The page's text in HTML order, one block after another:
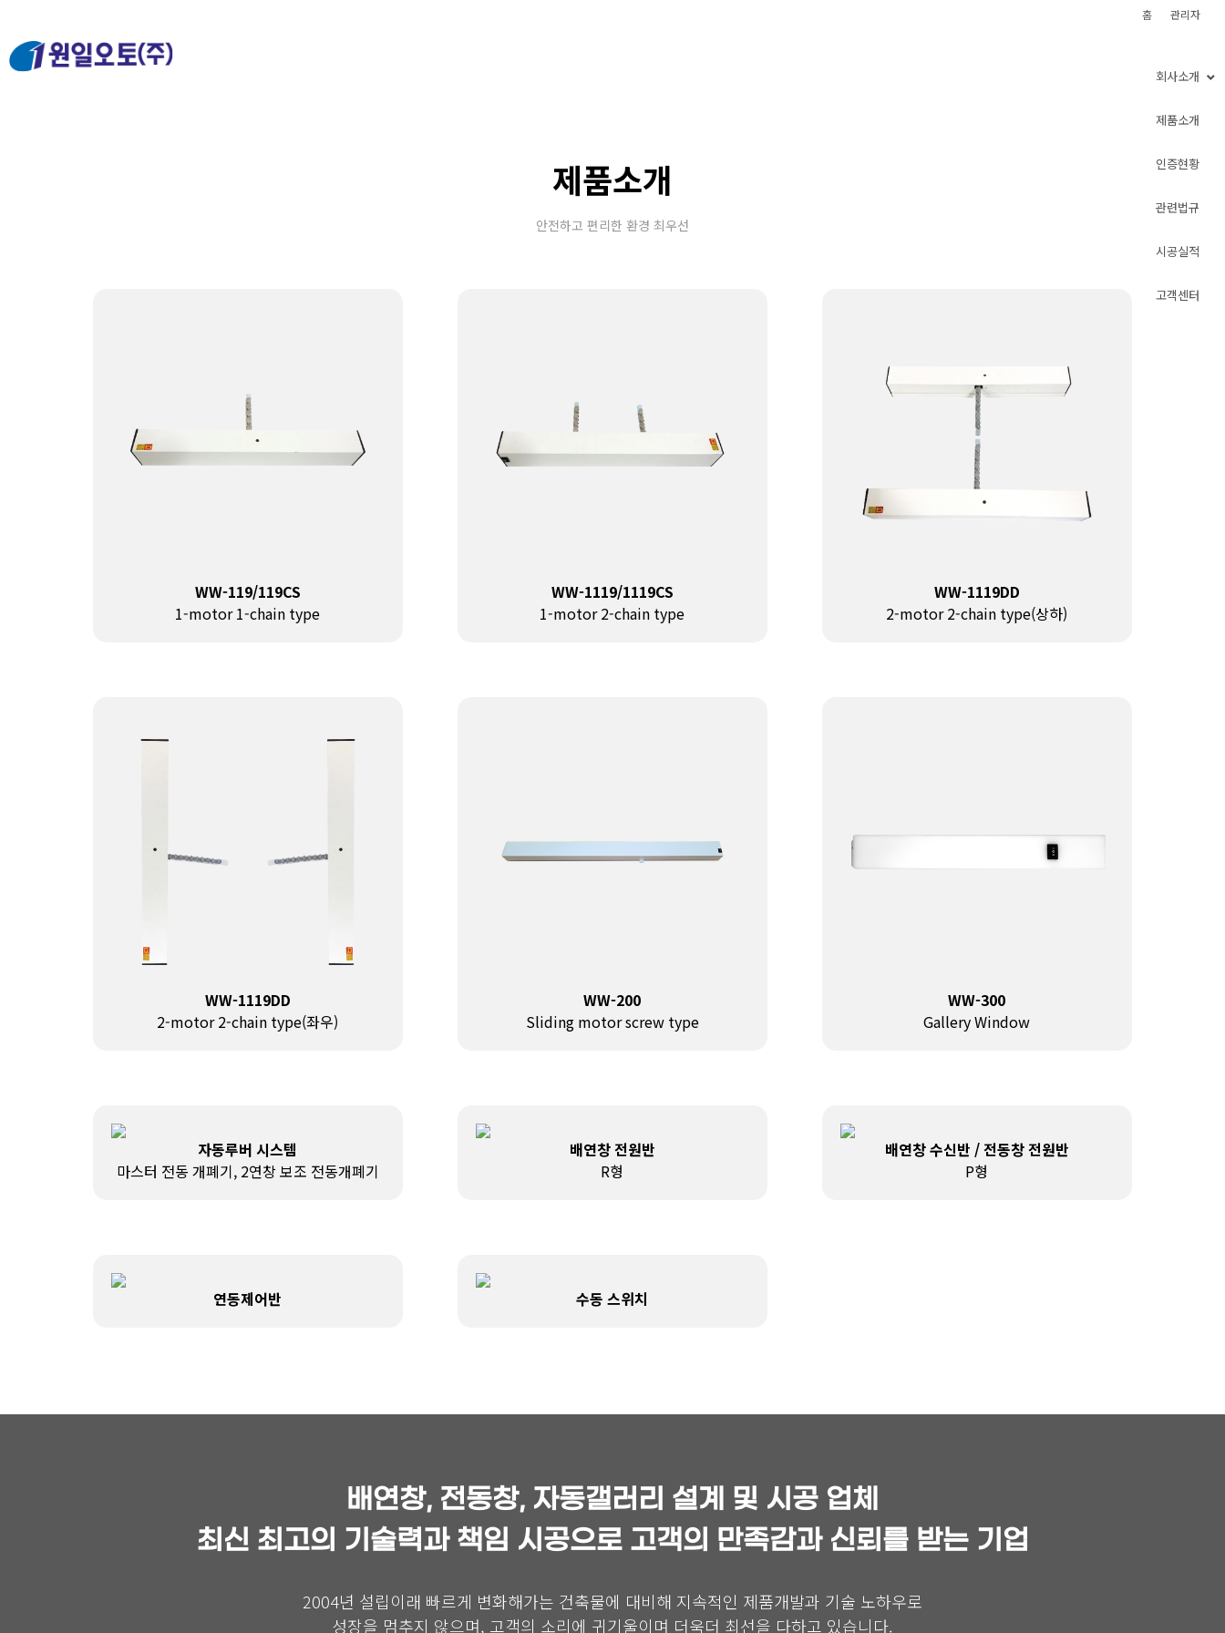
관리자
홈
회사소개
제품소개
인증현황
관련법규
시공실적
고객센터
제품소개
안전하고 편리한 환경 최우선
WW-119/119CS
1-motor 1-chain type
WW-1119/1119CS
1-motor 2-chain type
WW-1119DD
2-motor 2-chain type(상하)
WW-1119DD
2-motor 2-chain type(좌우)
WW-200
Sliding motor screw type
WW-300
Gallery Window
자동루버 시스템
마스터 전동 개폐기, 2연창 보조 전동개폐기
배연창 전원반
R형
배연창 수신반 / 전동창 전원반
P형
연동제어반 수동 스위치
배연창, 전동창, 자동갤러리 설계 및 시공 업체
최신 최고의 기술력과 책임 시공으로 고객의 만족감과 신뢰를 받는 기업
2004년 설립이래 빠르게 변화해가는 건축물에 대비해 지속적인 제품개발과 기술 노하우로
성장을 멈추지 않으며, 고객의 소리에 귀기울이며 더욱더 최선을 다하고 있습니다.